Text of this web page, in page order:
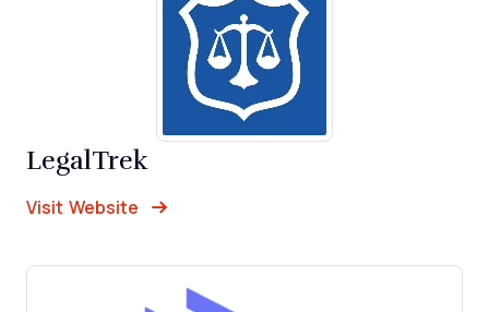
LegalTrek
Visit Website Opens New Window